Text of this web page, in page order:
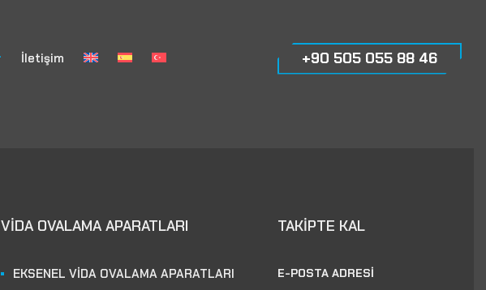
İletişim +90 505 055 88 46
VİDA OVALAMA APARATLARI
EKSENEL VİDA OVALAMA APARATLARI
TAKİPTE KAL
E-POSTA ADRESİ